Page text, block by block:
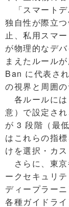
「スマートデ
独自性が際立
止、私用スマ
が物理的なデ
まえたルール
Ban に代表さ
の視界と周囲
各ルールには
意）で設定さ
が 3 段階（最
はこれらの指
けを選択・カス
さらに、東京
ークセキュリ
ディープラー
各種ガイドラ